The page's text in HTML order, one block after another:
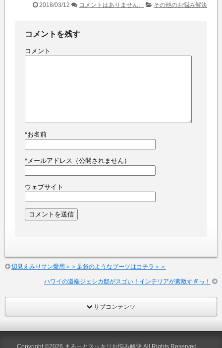
2018/03/12
コメントはありません。 その他のお悩み解決
コメントを残す
コメント
*お名前
*メールアドレス（公開されません）
ウェブサイト
辺見えみりサン愛用＞＞足袋のようなブーツはコチラ＞＞
ハワイの道端ジェシカ邸がスゴい！インテリアが素敵すぎっ！
サブコンテンツ
Copyright ©2026 まるっとスッキリお悩み解決 All Rights Reserved.